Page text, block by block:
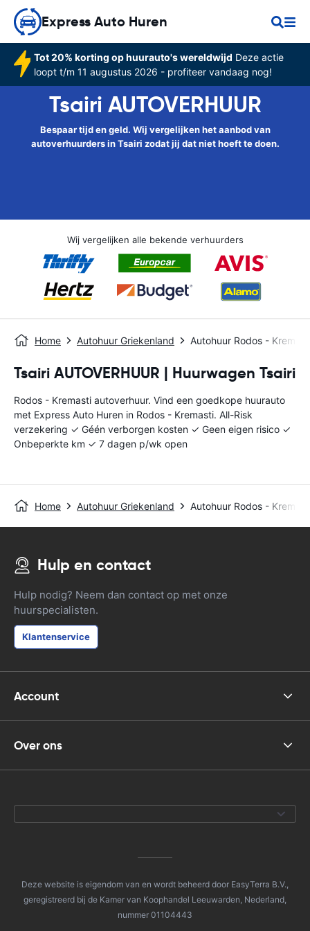
Express Auto Huren
Tot 20% korting op huurauto's wereldwijd Deze actie
loopt t/m 11 augustus 2026 - profiteer vandaag nog!
Tsairi AUTOVERHUUR
Bespaar tijd en geld. Wij vergelijken het aanbod van
autoverhuurders in Tsairi zodat jij dat niet hoeft te doen.
Wij vergelijken alle bekende verhuurders
Home Autohuur Griekenland Autohuur Rodos -
Tsairi AUTOVERHUUR | Huurwagen Tsairi
Rodos - Kremasti autoverhuur. Vind een goedkope huurauto
met Express Auto Huren in Rodos - Kremasti. All-Risk
verzekering ✓ Géén verborgen kosten ✓ Geen eigen risico ✓
Onbeperkte km ✓ 7 dagen p/wk open
Home Autohuur Griekenland Autohuur Rodos -
Hulp en contact
Hulp nodig? Neem dan contact op met onze
huurspecialisten.
Klantenservice
Account
Over ons
Deze website is eigendom van en wordt beheerd door EasyTerra B.V.,
geregistreerd bij de Kamer van Koophandel Leeuwarden, Nederland,
nummer 01104443